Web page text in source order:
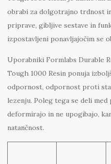
obrabi za dolgotrajno trdnost
priprave, gibljive sestave in
izpostavljeni ponavljajočim se
Uporabniki Formlabs Durable
Tough 1000 Resin ponuja
odpornost, odpornost proti
lezenju. Poleg tega se deli
deformirajo in ne upogibajo,
natančnost.